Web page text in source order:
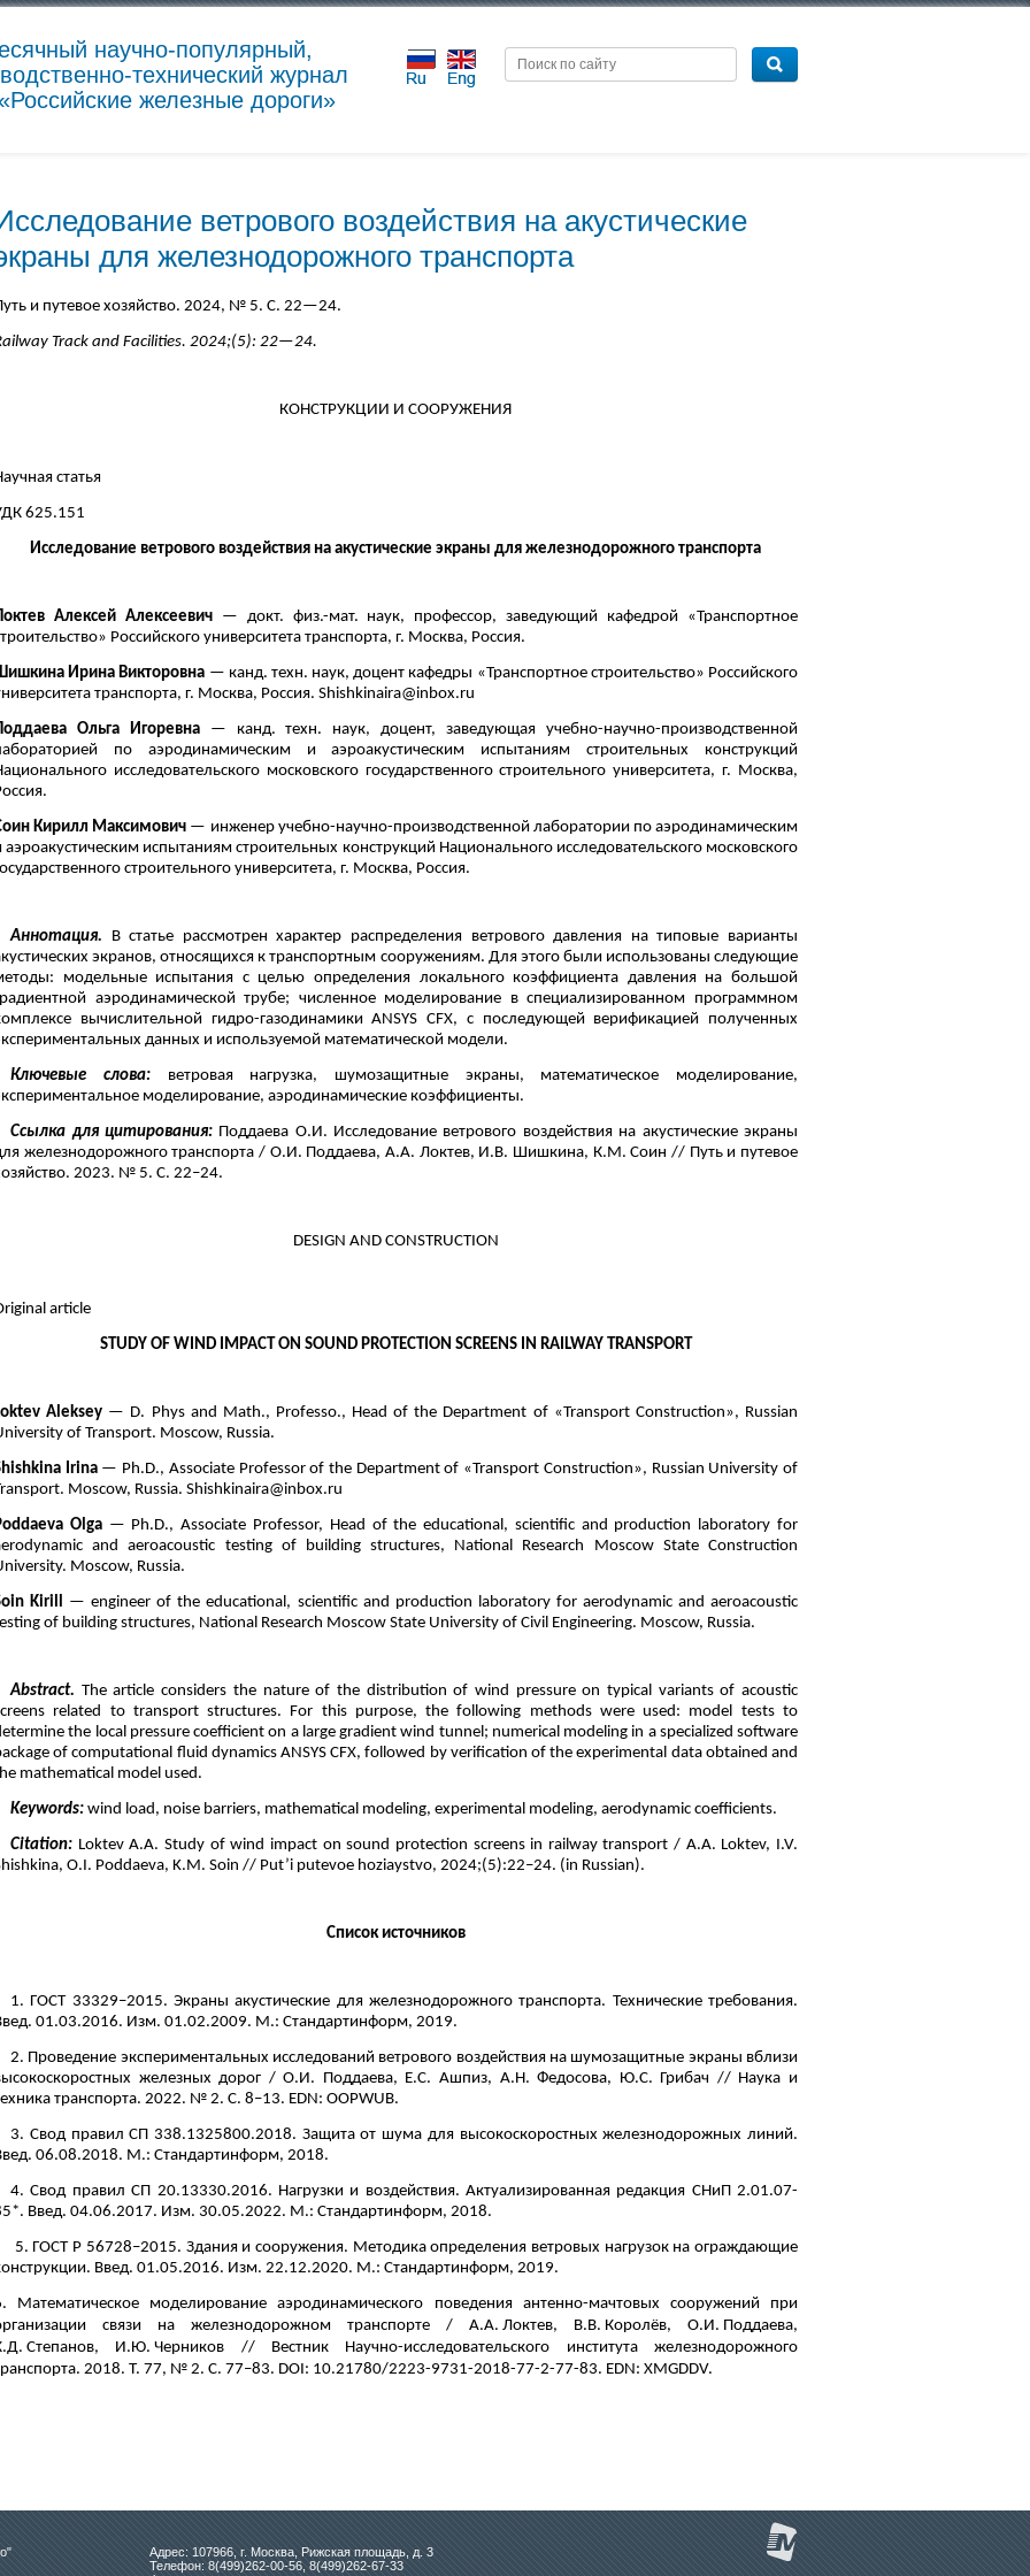
научно-популярный,
технический журнал
железные дороги»
ветрового воздействия на акустические
для железнодорожного транспорта
и путевое хозяйство. 2024, № 5. С. 22—24.
Track and Facilities. 2024;(5): 22—24.
КОНСТРУКЦИИ И СООРУЖЕНИЯ
статья
625.151
Исследование ветрового воздействия на акустические экраны для железнодорожного транспорта
Алексей Алексеевич— докт. физ.-мат. наук, профессор, заведующий кафедрой «Транспортное
Российского университета транспорта, г. Москва, Россия.
Ирина Викторовна — канд. техн. наук, доцент кафедры «Транспортное строительство» Российского
транспорта, г. Москва, Россия. Shishkinaira@inbox.ru
Ольга Игоревна— канд. техн. наук, доцент, заведующая учебно-научно-производственной
по аэродинамическим и аэроакустическим испытаниям строительных конструкций
исследовательского московского государственного строительного университета, г. Москва,
Кирилл Максимович — инженер учебно-научно-производственной лаборатории по аэродинамическим
аэроакустическим испытаниям строительных конструкций Национального исследовательского московского
строительного университета, г. Москва, Россия.
Аннотация. В статье рассмотрен характер распределения ветрового давления на типовые варианты
экранов, относящихся к транспортным сооружениям. Для этого были использованы следующие
модельные испытания с целью определения локального коэффициента давления на большой
аэродинамической трубе; численное моделирование в специализированном программном
вычислительной гидро-газодинамики ANSYS CFX, с последующей верификацией полученных
данных и используемой математической модели.
Ключевые слова:ветровая нагрузка, шумозащитные экраны, математическое моделирование,
моделирование, аэродинамические коэффициенты.
Ссылка для цитирования:Поддаева О.И. Исследование ветрового воздействия на акустические экраны
железнодорожного транспорта / О.И. Поддаева, А.А. Локтев, И.В. Шишкина, К.М. Соин // Путь и путевое
2023. № 5. С. 22–24.
DESIGN AND CONSTRUCTION
article
STUDY OF WIND IMPACT ON SOUND PROTECTION SCREENS IN RAILWAY TRANSPORT
Aleksey — D. Phys and Math., Professo., Head of the Department of «Transport Construction», Russian
of Transport. Moscow, Russia.
Irina— Ph.D., Associate Professor of the Department of «Transport Construction», Russian University of
Moscow, Russia. Shishkinaira@inbox.ru
Olga— Ph.D., Associate Professor, Head of the educational, scientific and production laboratory for
and aeroacoustic testing of building structures, National Research Moscow State Construction
Moscow, Russia.
Kirill
— engineer of the educational, scientific and production laboratory for aerodynamic and aeroacoustic
of building structures, National Research Moscow State University of Civil Engineering. Moscow, Russia.
Abstract. The article considers the nature of the distribution of wind pressure on typical variants of acoustic
related to transport structures. For this purpose, the following methods were used: model tests to
the local pressure coefficient on a large gradient wind tunnel; numerical modeling in a specialized software
of computational fluid dynamics ANSYS CFX, followed by verification of the experimental data obtained and
mathematical model used.
Keywords: wind load, noise barriers, mathematical modeling, experimental modeling, aerodynamic coefficients.
Citation: Loktev А.А. Study of wind impact on sound protection screens in railway transport / A.A. Loktev, I.V.
O.I. Poddaeva, K.M. Soin // Put’i putevoe hoziaystvo, 2024;(5):22–24. (in Russian).
Список источников
1. ГОСТ 33329–2015. Экраны акустические для железнодорожного транспорта. Технические требования.
01.03.2016. Изм. 01.02.2009. М.: Стандартинформ, 2019.
2. Проведение экспериментальных исследований ветрового воздействия на шумозащитные экраны вблизи
железных дорог / О.И. Поддаева, Е.С. Ашпиз, А.Н. Федосова, Ю.С. Грибач // Наука и
транспорта. 2022. № 2. С. 8–13. EDN: OOPWUB.
3. Свод правил СП 338.1325800.2018. Защита от шума для высокоскоростных железнодорожных линий.
06.08.2018. М.: Стандартинформ, 2018.
4. Свод правил СП 20.13330.2016. Нагрузки и воздействия. Актуализированная редакция СНиП 2.01.07-
Введ. 04.06.2017. Изм. 30.05.2022. М.: Стандартинформ, 2018.
5. ГОСТ Р 56728–2015. Здания и сооружения. Методика определения ветровых нагрузок на ограждающие
Введ. 01.05.2016. Изм. 22.12.2020. М.: Стандартинформ, 2019.
Математическое моделирование аэродинамического поведения антенно-мачтовых сооружений при
связи на железнодорожном транспорте / А.А. Локтев, В.В. Королёв, О.И. Поддаева,
Степанов, И.Ю. Черников // Вестник Научно-исследовательского института железнодорожного
2018. Т. 77, № 2. С. 77–83. DOI: 10.21780/2223-9731-2018-77-2-77-83. EDN: XMGDDV.
Адрес: 107966, г. Москва, Рижская площадь, д. 3
Телефон: 8(499)262-00-56, 8(499)262-67-33